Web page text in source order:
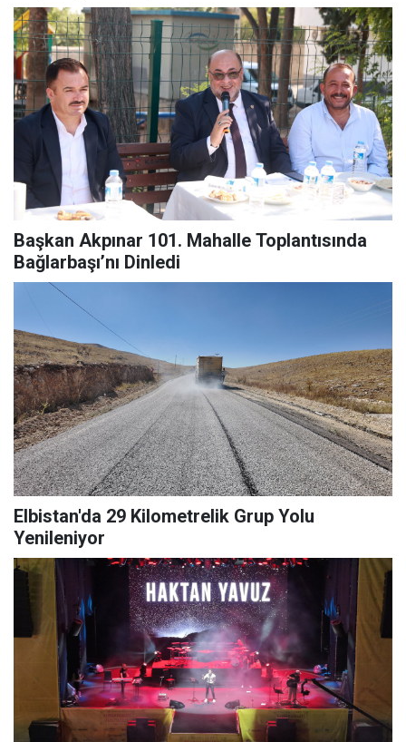
Başkan Akpınar 101. Mahalle Toplantısında
Bağlarbaşı’nı Dinledi
Elbistan'da 29 Kilometrelik Grup Yolu
Yenileniyor